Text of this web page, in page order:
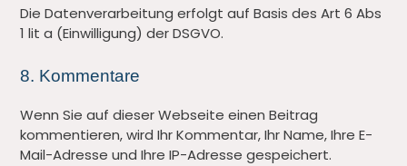
Die Datenverarbeitung erfolgt auf Basis des Art 6 Abs
1 lit a (Einwilligung) der DSGVO.
8. Kommentare
Wenn Sie auf dieser Webseite einen Beitrag
kommentieren, wird Ihr Kommentar, Ihr Name, Ihre E-
Mail-Adresse und Ihre IP-Adresse gespeichert.